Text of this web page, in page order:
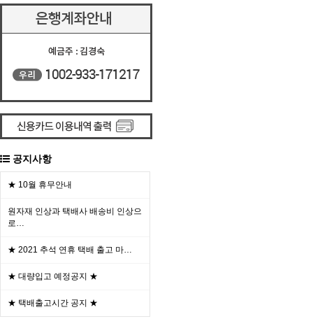
공지사항
★ 10월 휴무안내
원자재 인상과 택배사 배송비 인상으
로…
★ 2021 추석 연휴 택배 출고 마…
★ 대량입고 예정공지 ★
★ 택배출고시간 공지 ★